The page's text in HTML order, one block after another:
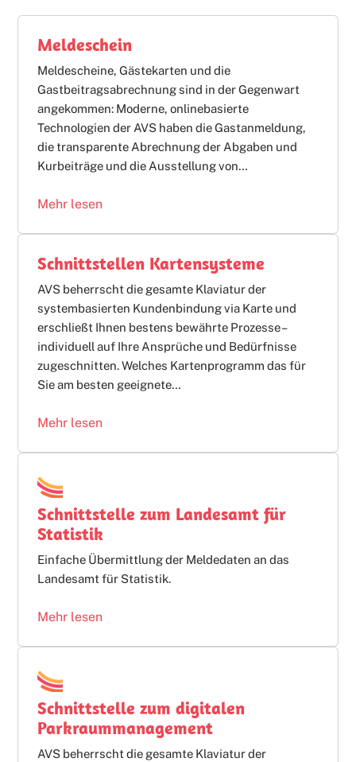
Meldeschein
Meldescheine, Gästekarten und die
Gastbeitragsabrechnung sind in der Gegenwart
angekommen: Moderne, onlinebasierte
Technologien der AVS haben die Gastanmeldung,
die transparente Abrechnung der Abgaben und
Kurbeiträge und die Ausstellung von…
Mehr lesen
Schnittstellen Kartensysteme
AVS beherrscht die gesamte Klaviatur der
systembasierten Kundenbindung via Karte und
erschließt Ihnen bestens bewährte Prozesse –
individuell auf Ihre Ansprüche und Bedürfnisse
zugeschnitten. Welches Kartenprogramm das für
Sie am besten geeignete…
Mehr lesen
Schnittstelle zum Landesamt für
Statistik
Einfache Übermittlung der Meldedaten an das
Landesamt für Statistik.
Mehr lesen
Schnittstelle zum digitalen
Parkraummanagement
AVS beherrscht die gesamte Klaviatur der